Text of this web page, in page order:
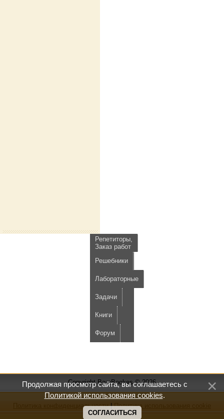
Репетиторы,
Заказ работ
Решебники
Лабораторные
Задачи
Книги
Форум
Copyright BamBookes © 2026
Политика конфиденциальности|Политика использования cookie
Продолжая просмотр сайта, вы соглашаетесь с
Политикой использования cookies.
СОГЛАСИТЬСЯ